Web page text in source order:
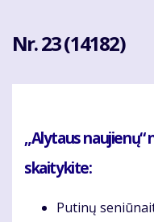
Nr. 23 (14182)
„Alytaus naujienų“
skaitykite:
Putinų